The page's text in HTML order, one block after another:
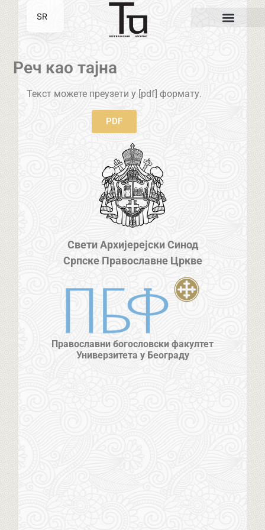
Реч као тајна
Текст можете преузети у [pdf] формату.
PDF
Свети Архијерејски Синод
Српске Православне Цркве
Православни богословски факултет
Универзитета у Београду
SR
EN